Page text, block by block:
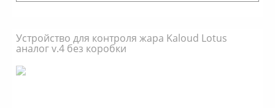
Коробка: Нет
Размер: Малый
Стенки: Прямые
Покрытие: Нет
Устройство для контроля жара Kaloud Lotus
аналог v.4 без коробки